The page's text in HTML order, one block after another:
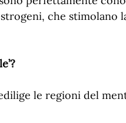
che stimolano
le regioni del